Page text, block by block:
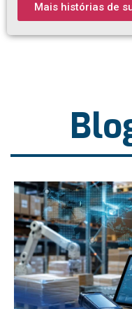
Mais histórias de